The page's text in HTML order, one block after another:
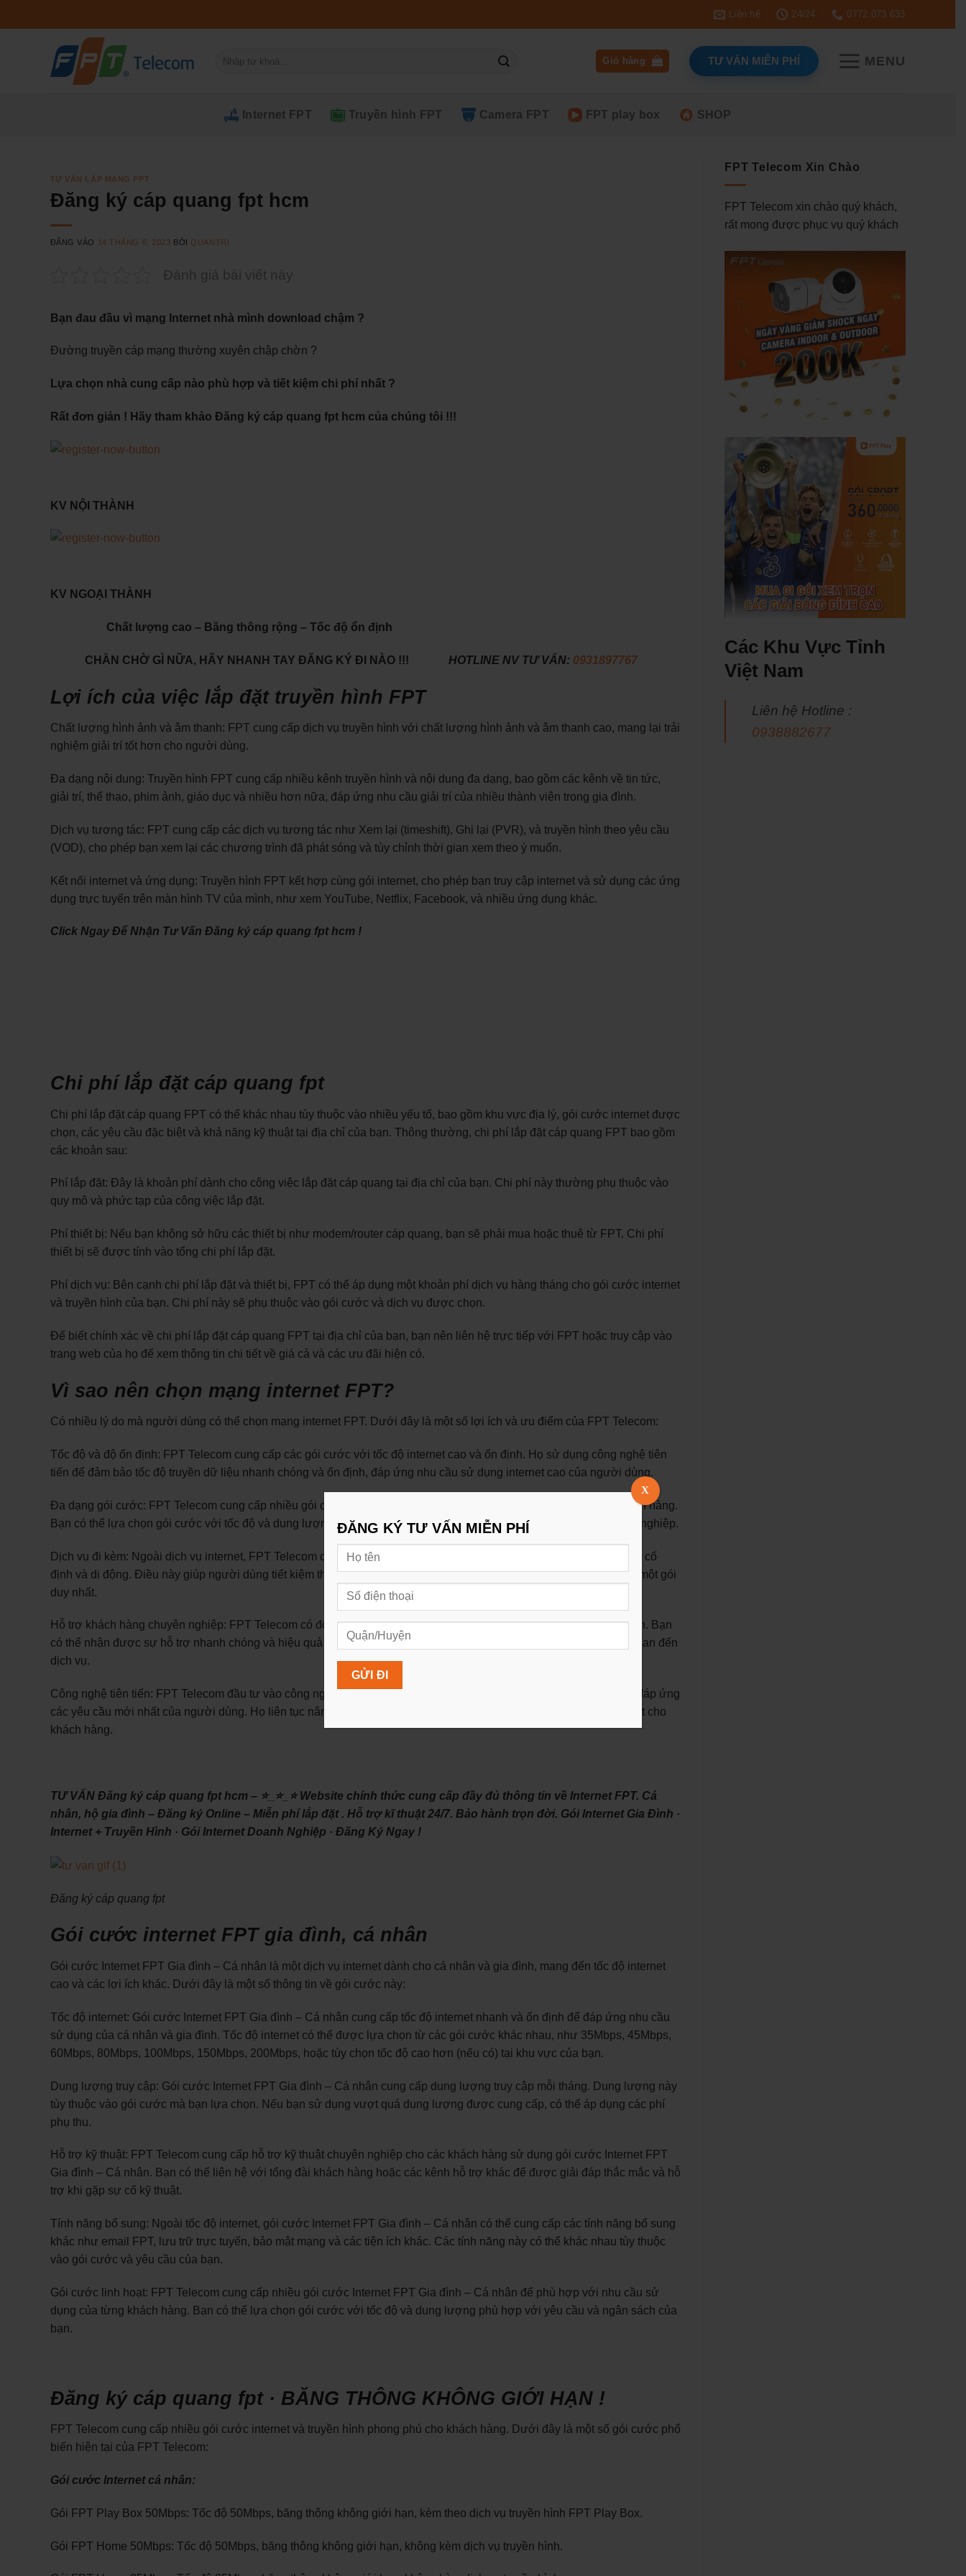
qua
Liên hệ 24/24 0772 073 633
kiếm:
Giỏ hàng TƯ VẤN MIỄN PHÍ MENU
Internet FPT Truyền hình FPT Camera FPT FPT play box SHOP
TƯ VẤN LẮP MẠNG FPT
Đăng ký cáp quang fpt hcm
ĐĂNG VÀO 14 THÁNG 6, 2023 BỞI QUANTRI
Đánh giá bài viết này
Bạn đau đầu vì mạng Internet nhà mình download chậm ?
Đường truyền cáp mạng thường xuyên chập chờn ?
Lựa chọn nhà cung cấp nào phù hợp và tiết kiệm chi phí nhất ?
Rất đơn giản ! Hãy tham khảo Đăng ký cáp quang fpt hcm của chúng tôi !!!
KV NỘI THÀNH
KV NGOẠI THÀNH
Chất lượng cao – Băng thông rộng – Tốc độ ổn định
CHẦN CHỜ GÌ NỮA, HÃY NHANH TAY ĐĂNG KÝ ĐI NÀO !!! HOTLINE NV TƯ VẤN: 0931897767
Lợi ích của việc lắp đặt truyền hình FPT
Chất lượng hình ảnh và âm thanh: FPT cung cấp dịch vụ truyền hình với chất lượng hình ảnh và âm thanh cao, mang lại trải
nghiệm giải trí tốt hơn cho người dùng.
Đa dạng nội dung: Truyền hình FPT cung cấp nhiều kênh truyền hình và nội dung đa dạng, bao gồm các kênh về tin tức,
giải trí, thể thao, phim ảnh, giáo dục và nhiều hơn nữa, đáp ứng nhu cầu giải trí của nhiều thành viên trong gia đình.
Dịch vụ tương tác: FPT cung cấp các dịch vụ tương tác như Xem lại (timeshift), Ghi lại (PVR), và truyền hình theo yêu cầu
(VOD), cho phép bạn xem lại các chương trình đã phát sóng và tùy chỉnh thời gian xem theo ý muốn.
Kết nối internet và ứng dụng: Truyền hình FPT kết hợp cùng gói internet, cho phép bạn truy cập internet và sử dụng các ứng
dụng trực tuyến trên màn hình TV của mình, như xem YouTube, Netflix, Facebook, và nhiều ứng dụng khác.
Click Ngay Để Nhận Tư Vấn Đăng ký cáp quang fpt hcm !
Chi phí lắp đặt cáp quang fpt
Chi phí lắp đặt cáp quang FPT có thể khác nhau tùy thuộc vào nhiều yếu tố, bao gồm khu vực địa lý, gói cước internet được
chọn, các yêu cầu đặc biệt và khả năng kỹ thuật tại địa chỉ của bạn. Thông thường, chi phí lắp đặt cáp quang FPT bao gồm
các khoản sau:
Phí lắp đặt: Đây là khoản phí dành cho công việc lắp đặt cáp quang tại địa chỉ của bạn. Chi phí này thường phụ thuộc vào
quy mô và phức tạp của công việc lắp đặt.
Phí thiết bị: Nếu bạn không sở hữu các thiết bị như modem/router cáp quang, bạn sẽ phải mua hoặc thuê từ FPT. Chi phí
thiết bị sẽ được tính vào tổng chi phí lắp đặt.
Phí dịch vụ: Bên cạnh chi phí lắp đặt và thiết bị, FPT có thể áp dụng một khoản phí dịch vụ hàng tháng cho gói cước internet
và truyền hình của bạn. Chi phí này sẽ phụ thuộc vào gói cước và dịch vụ được chọn.
Để biết chính xác về chi phí lắp đặt cáp quang FPT tại địa chỉ của bạn, bạn nên liên hệ trực tiếp với FPT hoặc truy cập vào
trang web của họ để xem thông tin chi tiết về giá cả và các ưu đãi hiện có.
Vì sao nên chọn mạng internet FPT?
Có nhiều lý do mà người dùng có thể chọn mạng internet FPT. Dưới đây là một số lợi ích và ưu điểm của FPT Telecom:
Tốc độ và độ ổn định: FPT Telecom cung cấp các gói cước với tốc độ internet cao và ổn định. Họ sử dụng công nghệ tiên
tiến để đảm bảo tốc độ truyền dữ liệu nhanh chóng và ổn định, đáp ứng nhu cầu sử dụng internet cao của người dùng.
Đa dạng gói cước: FPT Telecom cung cấp nhiều gói cước linh hoạt để phù hợp với nhu cầu sử dụng của từng khách hàng.
Bạn có thể lựa chọn gói cước với tốc độ và dung lượng phù hợp, từ các gói cước cá nhân cho đến gói cước doanh nghiệp.
Dịch vụ đi kèm: Ngoài dịch vụ internet, FPT Telecom cung cấp các dịch vụ đi kèm như truyền hình số FPT, điện thoại cố
định và di động. Điều này giúp người dùng tiết kiệm thời gian và công sức khi có thể tận hưởng nhiều dịch vụ trong một gói
duy nhất.
Hỗ trợ khách hàng chuyên nghiệp: FPT Telecom có đội ngũ nhân viên hỗ trợ khách hàng chuyên nghiệp và nhiệt tình. Bạn
có thể nhận được sự hỗ trợ nhanh chóng và hiệu quả trong việc giải quyết các vấn đề kỹ thuật hoặc thắc mắc liên quan đến
dịch vụ.
Công nghệ tiên tiến: FPT Telecom đầu tư vào công nghệ tiên tiến để đảm bảo cung cấp dịch vụ internet hiện đại và đáp ứng
các yêu cầu mới nhất của người dùng. Họ liên tục nâng cấp và cải tiến hạ tầng mạng để mang lại trải nghiệm tốt nhất cho
khách hàng.
TƯ VẤN Đăng ký cáp quang fpt hcm – ⭐_⭐_⭐ Website chính thức cung cấp đầy đủ thông tin về Internet FPT. Cá
nhân, hộ gia đình – Đăng ký Online – Miễn phí lắp đặt . Hỗ trợ kĩ thuật 24/7. Bảo hành trọn đời. ‎Gói Internet Gia Đình ·
‎Internet + Truyền Hình · ‎Gói Internet Doanh Nghiệp · ‎Đăng Ký Ngay !
Đăng ký cáp quang fpt
Gói cước internet FPT gia đình, cá nhân
Gói cước Internet FPT Gia đình – Cá nhân là một dịch vụ internet dành cho cá nhân và gia đình, mang đến tốc độ internet
cao và các lợi ích khác. Dưới đây là một số thông tin về gói cước này:
Tốc độ internet: Gói cước Internet FPT Gia đình – Cá nhân cung cấp tốc độ internet nhanh và ổn định để đáp ứng nhu cầu
sử dụng của cá nhân và gia đình. Tốc độ internet có thể được lựa chọn từ các gói cước khác nhau, như 35Mbps, 45Mbps,
60Mbps, 80Mbps, 100Mbps, 150Mbps, 200Mbps, hoặc tùy chọn tốc độ cao hơn (nếu có) tại khu vực của bạn.
Dung lượng truy cập: Gói cước Internet FPT Gia đình – Cá nhân cung cấp dung lượng truy cập mỗi tháng. Dung lượng này
tùy thuộc vào gói cước mà bạn lựa chọn. Nếu bạn sử dụng vượt quá dung lượng được cung cấp, có thể áp dụng các phí
phụ thu.
Hỗ trợ kỹ thuật: FPT Telecom cung cấp hỗ trợ kỹ thuật chuyên nghiệp cho các khách hàng sử dụng gói cước Internet FPT
Gia đình – Cá nhân. Bạn có thể liên hệ với tổng đài khách hàng hoặc các kênh hỗ trợ khác để được giải đáp thắc mắc và hỗ
trợ khi gặp sự cố kỹ thuật.
Tính năng bổ sung: Ngoài tốc độ internet, gói cước Internet FPT Gia đình – Cá nhân có thể cung cấp các tính năng bổ sung
khác như email FPT, lưu trữ trực tuyến, bảo mật mạng và các tiện ích khác. Các tính năng này có thể khác nhau tùy thuộc
vào gói cước và yêu cầu của bạn.
Gói cước linh hoạt: FPT Telecom cung cấp nhiều gói cước Internet FPT Gia đình – Cá nhân để phù hợp với nhu cầu sử
dụng của từng khách hàng. Bạn có thể lựa chọn gói cước với tốc độ và dung lượng phù hợp với yêu cầu và ngân sách của
bạn.
Đăng ký cáp quang fpt · BĂNG THÔNG KHÔNG GIỚI HẠN !
FPT Telecom cung cấp nhiều gói cước internet và truyền hình phong phú cho khách hàng. Dưới đây là một số gói cước phổ
biến hiện tại của FPT Telecom:
Gói cước Internet cá nhân:
Gói FPT Play Box 50Mbps: Tốc độ 50Mbps, băng thông không giới hạn, kèm theo dịch vụ truyền hình FPT Play Box.
Gói FPT Home 50Mbps: Tốc độ 50Mbps, băng thông không giới hạn, không kèm dịch vụ truyền hình.
FPT Telecom Xin Chào
FPT Telecom xin chào quý khách,
rất mong được phục vụ quý khách
Các Khu Vực Tỉnh
Việt Nam
Liên hệ Hotline :
0938882677
ĐĂNG KÝ TƯ VẤN MIỄN PHÍ
X